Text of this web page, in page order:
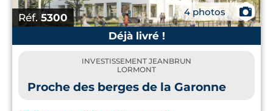
Réf.5300 4 photos
📷
Déjà livré !
INVESTISSEMENT JEANBRUN
LORMONT
Proche des berges de la Garonne